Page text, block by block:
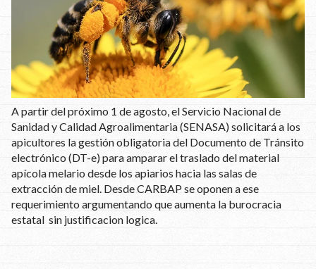
A partir del próximo 1 de agosto, el Servicio Nacional de
Sanidad y Calidad Agroalimentaria (SENASA) solicitará a los
apicultores la gestión obligatoria del Documento de Tránsito
electrónico (DT-e) para amparar el traslado del material
apícola melario desde los apiarios hacia las salas de
extracción de miel. Desde CARBAP se oponen a ese
requerimiento argumentando que aumenta la burocracia
estatal sin justificacion logica.